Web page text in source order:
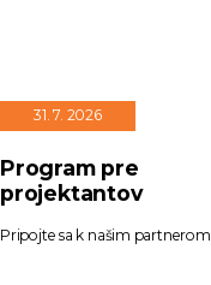
31. 7. 2026
Program pre
projektantov
Pripojte sa k našim partnerom